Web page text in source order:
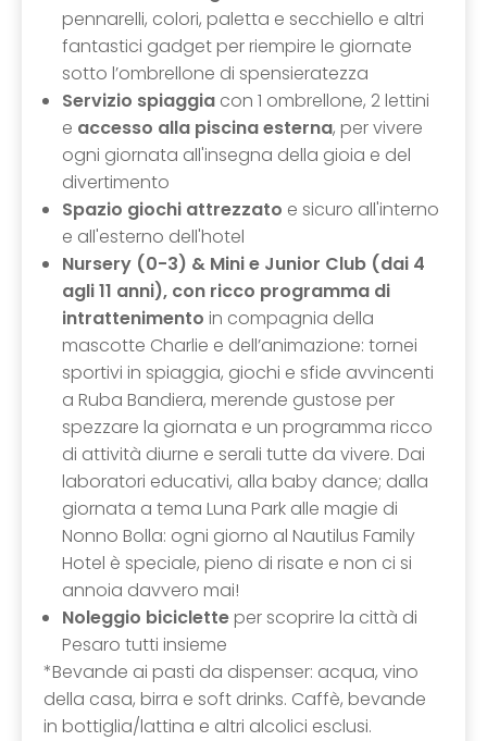
pennarelli, colori, paletta e secchiello e altri
fantastici gadget per riempire le giornate
sotto l’ombrellone di spensieratezza
Servizio spiaggia con 1 ombrellone, 2 lettini
e accesso alla piscina esterna, per vivere
ogni giornata all'insegna della gioia e del
divertimento
Spazio giochi attrezzato e sicuro all'interno
e all'esterno dell'hotel
Nursery (0-3) & Mini e Junior Club (dai 4
agli 11 anni), con ricco programma di
intrattenimento in compagnia della
mascotte Charlie e dell’animazione: tornei
sportivi in spiaggia, giochi e sfide avvincenti
a Ruba Bandiera, merende gustose per
spezzare la giornata e un programma ricco
di attività diurne e serali tutte da vivere. Dai
laboratori educativi, alla baby dance; dalla
giornata a tema Luna Park alle magie di
Nonno Bolla: ogni giorno al Nautilus Family
Hotel è speciale, pieno di risate e non ci si
annoia davvero mai!
Noleggio bicicletteper scoprire la città di
Pesaro tutti insieme
*Bevande ai pasti da dispenser: acqua, vino
della casa, birra e soft drinks. Caffè, bevande
in bottiglia/lattina e altri alcolici esclusi.